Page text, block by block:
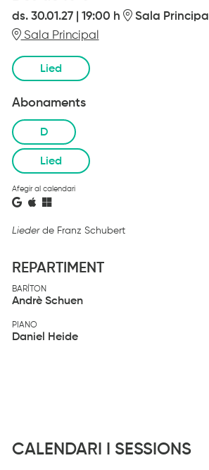
ds. 30.01.27| 19:00 h
Sala Principal
Sala Principal
Lied
Abonaments
D
Lied
Afegir al calendari
Lieder de Franz Schubert
REPARTIMENT
BARÍTON
Andrè Schuen
PIANO
Daniel Heide
CALENDARI I SESSIONS